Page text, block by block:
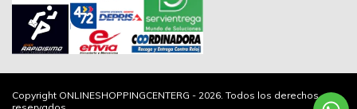
Copyright ONLINESHOPPINGCENTERG - 2026. Todos los derechos